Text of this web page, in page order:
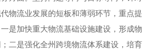
物流业发展的短板和薄弱环节，重点提
是加快重大物流基础设施建设，形成物
二是强化全州跨境物流体系建设，培育